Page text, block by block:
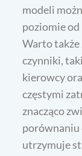
modeli
poziomie
Warto także
czynniki,
kierowcy
częstymi
znacząco
porównaniu
utrzymuje